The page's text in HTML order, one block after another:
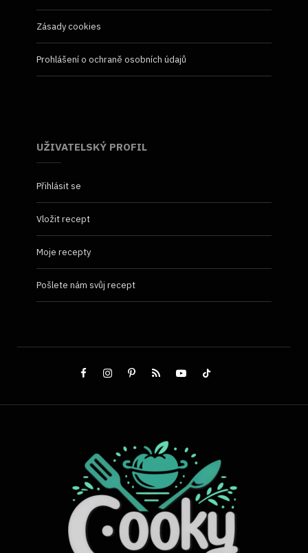
Zásady cookies
Prohlášení o ochraně osobních údajů
UŽIVATELSKÝ PROFIL
Přihlásit se
Vložit recept
Moje recepty
Pošlete nám svůj recept